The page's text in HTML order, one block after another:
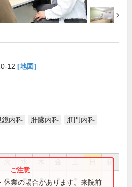
12 [地図]
鏡内科 肝臓内科 肛門内科
祝
● ● ● ●
休業の場合があります。来院前